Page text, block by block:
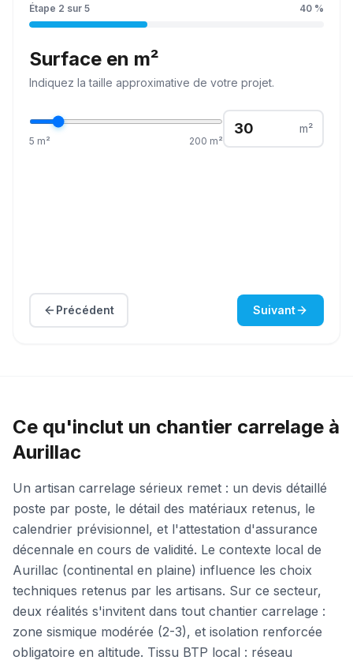
Étape 2 sur 5 40 %
Surface en m²
Indiquez lataille approximative de votre projet.
5 m² 200 m²
m²
Précédent Suivant
Ce qu'inclut un chantier carrelage à
Aurillac
Un artisan carrelage sérieux remet : un devis détaillé
poste par poste, le détail des matériaux retenus, le
calendrier prévisionnel, et l'attestation d'assurance
décennale en cours de validité. Le contexte local de
Aurillac (continental en plaine) influence les choix
techniques retenus par les artisans. Sur ce secteur,
deux réalités s'invitent dans tout chantier carrelage :
zone sismique modérée (2-3), et isolation renforcée
obligatoire en altitude. Tissu BTP local : réseau